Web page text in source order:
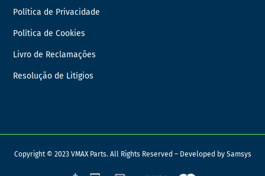
Política de Privacidade
Política de Cookies
Livro de Reclamações
Resolução de Litígios
Copyright © 2023 VMAX Parts. All Rights Reserved – Developed by Samsys